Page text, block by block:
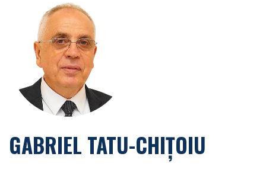
GABRIEL TATU-CHIȚOIU